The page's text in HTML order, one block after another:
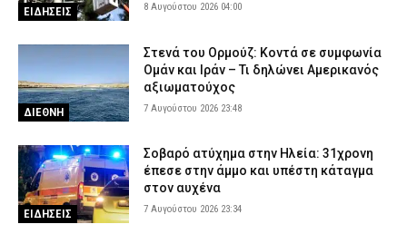
ΕΙΔΗΣΕΙΣ 8 Αυγούστου 2026 04:00
ΔΙΕΘΝΗ
Στενά του Ορμούζ: Κοντά σε συμφωνία
Ομάν και Ιράν – Τι δηλώνει Αμερικανός
αξιωματούχος
7 Αυγούστου 2026 23:48
ΕΙΔΗΣΕΙΣ
Σοβαρό ατύχημα στην Ηλεία: 31χρονη
έπεσε στην άμμο και υπέστη κάταγμα
στον αυχένα
7 Αυγούστου 2026 23:34